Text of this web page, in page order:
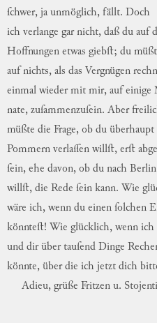
ſchwer, ja unmöglich, fällt. Doch
ich verlange gar nicht, daß du auf
Hoffnungen etwas giebſt; du
auf nichts, als das Vergnügen
einmal wieder mit mir, auf einige
nate, zuſammenzuſein. Aber
müßte die Frage, ob du überhaupt
Pommern verlaſſen willſt, erſt
ſein, ehe davon, ob du nach Berlin
willſt, die Rede ſein kann. Wie
wäre ich, wenn du einen ſolchen
könnteſt! Wie glücklich, wenn ich
und dir über tauſend Dinge
könnte, über die ich jetzt dich
Adieu, grüße Fritzen u.